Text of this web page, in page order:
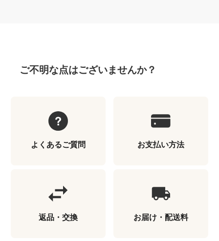
ご不明な点はございませんか？
よくあるご質問 お支払い方法
返品・交換 お届け・配送料